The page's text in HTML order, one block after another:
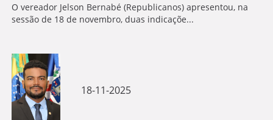
O vereador Jelson Bernabé (Republicanos) apresentou, na
sessão de 18 de novembro, duas indicaçõe...
18-11-2025